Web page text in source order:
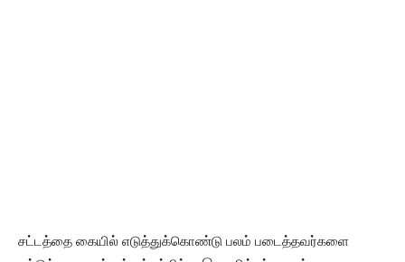
சட்டத்தை கையில் எடுத்துக்கொண்டு பலம் படைத்தவர்களை